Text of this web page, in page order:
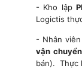
- Kho lập
Logictis
- Nhân
vận chuyển
bán). Thực